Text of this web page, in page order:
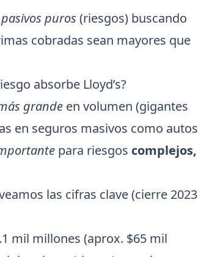
pasivos puros (riesgos) buscando
cobradas sean mayores que
absorbe Lloyd’s?
grande en volumen (gigantes
en seguros masivos como autos
para riesgos complejos,
las cifras clave (cierre 2023
mil millones (aprox. $65 mil